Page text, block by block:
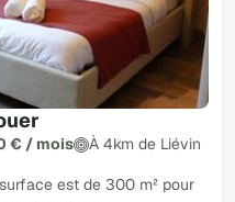
€ / mois À 4km de Liévin
est de 300 m² pour